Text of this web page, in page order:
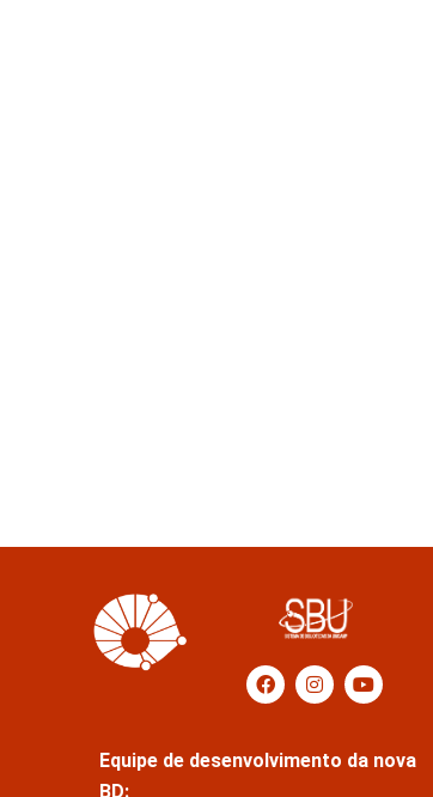
Equipe de desenvolvimento da nova
BD: